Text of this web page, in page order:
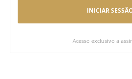
INICIAR
Acesso exclusivo a